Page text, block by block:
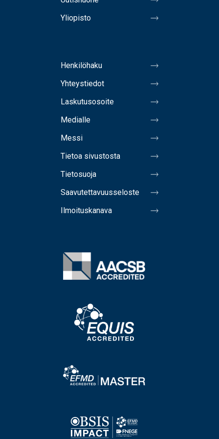
Yliopisto
Henkilöhaku
Yhteystiedot
Laskutusosoite
Medialle
Messi
Tietoa sivustosta
Tietosuoja
Saavutettavuusseloste
Ilmoituskanava
Image
Image
Image
Image